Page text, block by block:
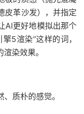
皮革沙发），并指定
AI更好地模拟出那个
5渲染”这样的词，
染效果。
质朴的感觉。